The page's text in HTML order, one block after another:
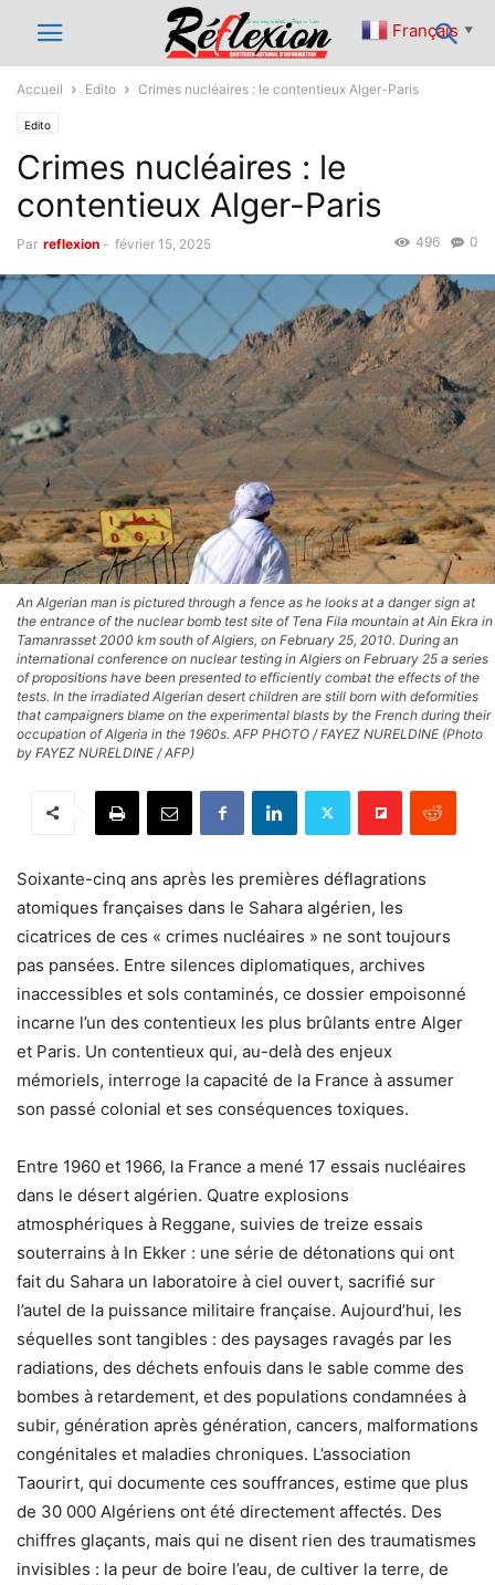
Accueil Edito Crimes nucléaires : le contentieux Alger-Paris
Edito
Crimes nucléaires : le
contentieux Alger-Paris
Par reflexion - février 15, 2025 0
496
An Algerian man is pictured through a fence as he looks at a danger sign at
the entrance of the nuclear bomb test site of Tena Fila mountain at Ain Ekra in
Tamanrasset 2000 km south of Algiers, on February 25, 2010. During an
international conference on nuclear testing in Algiers on February 25 a series
of propositions have been presented to efficiently combat the effects of the
tests. In the irradiated Algerian desert children are still born with deformities
that campaigners blame on the experimental blasts by the French during their
occupation of Algeria in the 1960s. AFP PHOTO / FAYEZ NURELDINE (Photo
by FAYEZ NURELDINE / AFP)
Soixante-cinq ans après les premières déflagrations
atomiques françaises dans le Sahara algérien, les
cicatrices de ces « crimes nucléaires » ne sont toujours
pas pansées. Entre silences diplomatiques, archives
inaccessibles et sols contaminés, ce dossier empoisonné
incarne l’un des contentieux les plus brûlants entre Alger
et Paris. Un contentieux qui, au-delà des enjeux
mémoriels, interroge la capacité de la France à assumer
son passé colonial et ses conséquences toxiques.
Entre 1960 et 1966, la France a mené 17 essais nucléaires
dans le désert algérien. Quatre explosions
atmosphériques à Reggane, suivies de treize essais
souterrains à In Ekker : une série de détonations qui ont
fait du Sahara un laboratoire à ciel ouvert, sacrifié sur
l’autel de la puissance militaire française. Aujourd’hui, les
séquelles sont tangibles : des paysages ravagés par les
radiations, des déchets enfouis dans le sable comme des
bombes à retardement, et des populations condamnées à
subir, génération après génération, cancers, malformations
congénitales et maladies chroniques. L’association
Taourirt, qui documente ces souffrances, estime que plus
de 30 000 Algériens ont été directement affectés. Des
chiffres glaçants, mais qui ne disent rien des traumatismes
invisibles : la peur de boire l’eau, de cultiver la terre, de
Français ▼